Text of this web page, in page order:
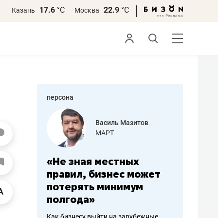
Казань 17.6 °С Москва 22.9 °С
персона
работа
Василь Мазитов
МАРТ
«Не зная местных
правил, бизнес может
потерять минимум
полгода»